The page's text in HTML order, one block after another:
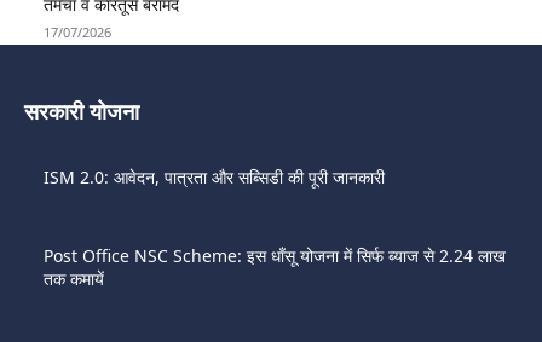
17/07/2026
सरकारी योजना
ISM 2.0: आवेदन, पात्रता और सब्सिडी की पूरी जानकारी
Post Office NSC Scheme: इस धाँसू योजना में सिर्फ ब्याज से 2.24 लाख
तक कमायें